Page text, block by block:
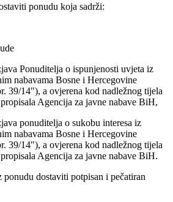
ponudu koja sadrži:
Ponuditelja o ispunjenosti uvjeta iz
nabavama Bosne i Hercegovine
39/14"), a ovjerena kod nadležnog tijela
Agencija za javne nabave BiH,
ponuditelja o sukobu interesa iz
nabavama Bosne i Hercegovine
39/14"), a ovjerena kod nadležnog tijela
Agencija za javne nabave BiH.
dostaviti potpisan i pečatiran